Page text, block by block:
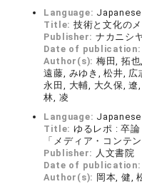
Language: Japanese
Title: 技術と文化の
Publisher: ナカニシ
Date of
Author(s): 梅田, 拓
遠藤, みゆき, 松井,
永田, 大輔, 大久保, 遼
林, 凌
Language: Japanese
Title: ゆるレポ : 卒
「メディア・コンテ
Publisher: 人文書院
Date of
Author(s): 岡本, 健,